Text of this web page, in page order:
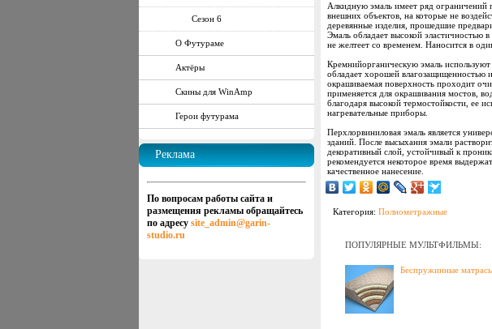
Сезон 6
О Футураме
Актёры
Скины для WinAmp
Герои футурама
Реклама
По вопросам работы сайта и
размещения рекламы обращайтесь
по адресу site_admin@garin-
studio.ru
Алкидную эмаль имеет ряд
внешних объектов, на которые не
деревянные изделия, прошедшие
Эмаль обладает высокой эластичностью
не желтеет со временем. Наносится в
Кремнийорганическую эмаль
обладает хорошей влагозащищенностью
окрашиваемая поверхность проходит
применяется для окрашивания мостов,
благодаря высокой термостойкости, ее
нагревательные приборы.
Перхлорвиниловая эмаль является
зданий. После высыхания эмали
декоративный слой, устойчивый к
рекомендуется некоторое время
качественное нанесение.
Категория: Полнометражные
ПОПУЛЯРНЫЕ МУЛЬТФИЛЬМЫ:
Беспружинные